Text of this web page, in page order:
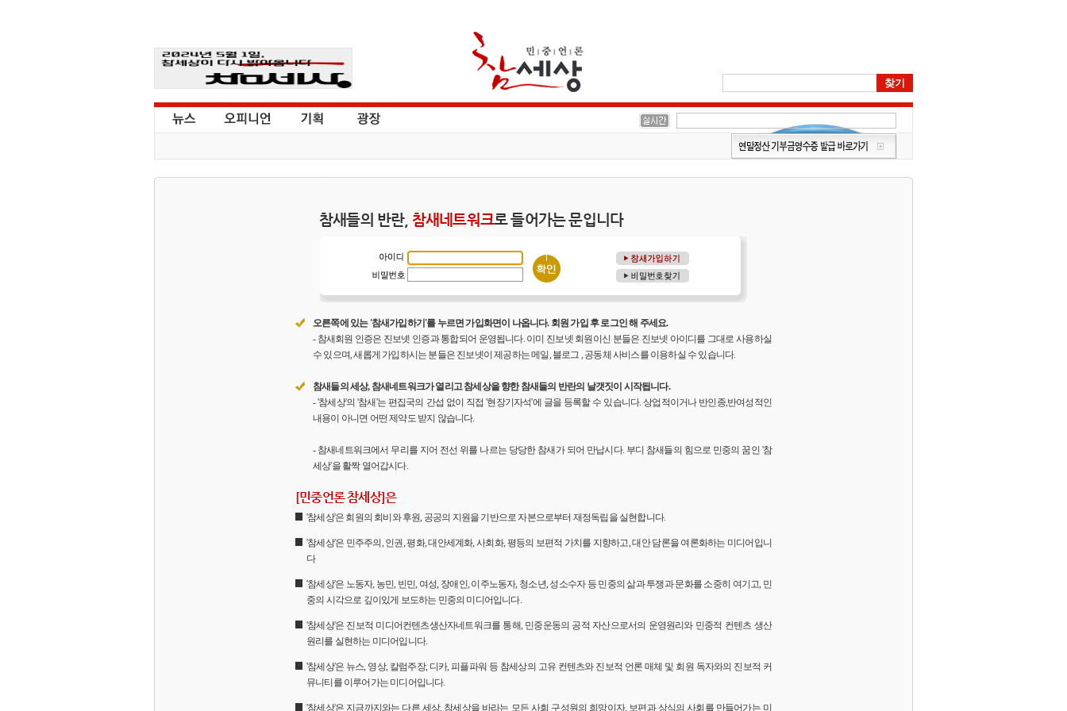
참새들의 반란, 참새네트워크로 들어가는 문입니다
오른쪽에 있는 '참새가입하기'를 누르면 가입화면이 나옵니다. 회원 가입 후 로그인 해 주세요.
- 참새회원 인증은 진보넷 인증과 통합되어 운영됩니다. 이미 진보넷 회원이신 분들은 진보넷 아이디를 그대로 사용하실
수 있으며, 새롭게 가입하시는 분들은 진보넷이 제공하는 메일, 블로그 , 공동체 사비스를 이용하실 수 있습니다.
참새들의 세상, 참새네트워크가 열리고 참세상을 향한 참새들의 반란의 날갯짓이 시작됩니다.
- '참세상'의 '참새'는 편집국의 간섭 없이 직접 '현장기자석'에 글을 등록할 수 있습니다. 상업적이거나 반인종,반여성적인
내용이 아니면 어떤 제약도 받지 않습니다.
- 참새네트워크에서 무리를 지어 전선 위를 나르는 당당한 참새가 되어 만납시다. 부디 참새들의 힘으로 민중의 꿈인 '참
세상'을 활짝 열어갑시다.
[민중언론 참세상]은
'참세상'은 회원의 회비와 후원, 공공의 지원을 기반으로 자본으로부터 재정독립을 실현합니다.
'참세상'은 민주주의, 인권, 평화, 대안세계화, 사회화, 평등의 보편적 가치를 지향하고, 대안 담론을 여론화하는 미디어입니
다
'참세상'은 노동자, 농민, 빈민, 여성, 장애인, 이주노동자, 청소년, 성소수자 등 민중의 삶과 투쟁과 문화를 소중히 여기고, 민
중의 시각으로 깊이있게 보도하는 민중의 미디어입니다.
'참세상'은 진보적 미디어컨텐츠생산자네트워크를 통해, 민중운동의 공적 자산으로서의 운영원리와 민중적 컨텐츠 생산
원리를 실현하는 미디어입니다.
'참세상'은 뉴스, 영상, 칼럼주장, 디카, 피플파워 등 참세상의 고유 컨텐츠와 진보적 언론 매체 및 회원 독자와의 진보적 커
뮤니티를 이루어가는 미디어입니다.
'참세상'은 지금까지와는 다른 세상, 참세상을 바라는 모든 사회 구성원의 희망이자, 보편과 상식의 사회를 만들어가는 미